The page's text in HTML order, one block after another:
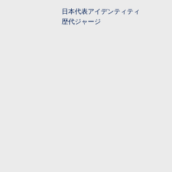
日本代表アイデンティティ
歴代ジャージ